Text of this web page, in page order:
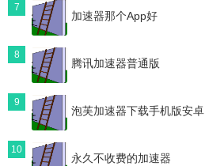
7
加速器那个App好
8
腾讯加速器普通版
9
泡芙加速器下载手机版安卓
10
永久不收费的加速器